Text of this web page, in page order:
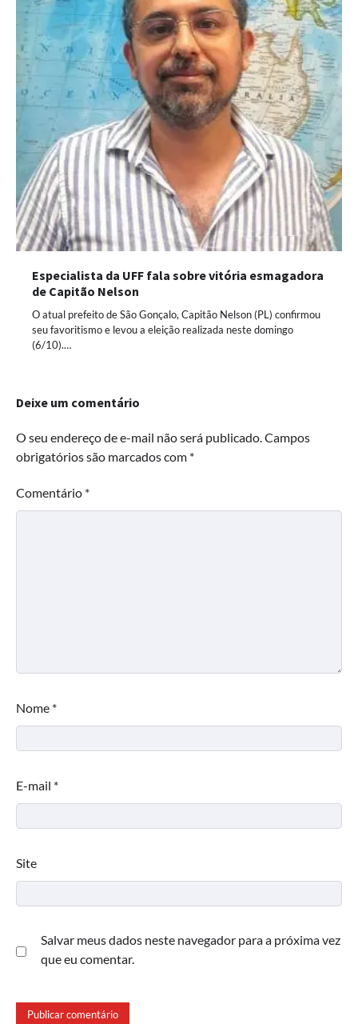
Especialista da UFF fala sobre vitória esmagadora
de Capitão Nelson
O atual prefeito de São Gonçalo, Capitão Nelson (PL) confirmou
seu favoritismo e levou a eleição realizada neste domingo
(6/10).…
Deixe um comentário
O seu endereço de e-mail não será publicado.Campos
obrigatórios são marcados com *
Comentário *
Nome *
E-mail *
Site
Salvar meus dados neste navegador para a próxima vez
que eu comentar.